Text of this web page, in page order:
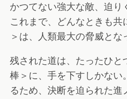
かつてない強大な敵、迫
これまで、どんなときも共
＞は、人類最大の脅威とな
残された道は、たったひと
棒＞に、手を下すしかない
るため、決断を迫られた進